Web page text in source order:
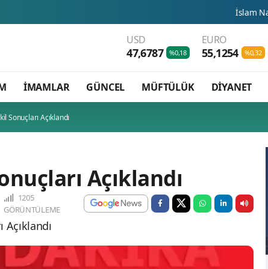
İslam Natosu dosta
USD
47,6787 %0,18
EURO
55,1254 %0,32
İMAMLAR GÜNCEL MÜFTÜLÜK DİYANET
Sonuçları Açıklandı
Açıklandı
1205
GÖRÜNTÜLEME
Açıklandı